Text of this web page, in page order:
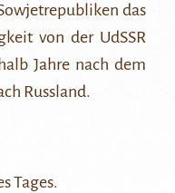
das
von der UdSSR
Jahre nach dem
Russland.
Tages.